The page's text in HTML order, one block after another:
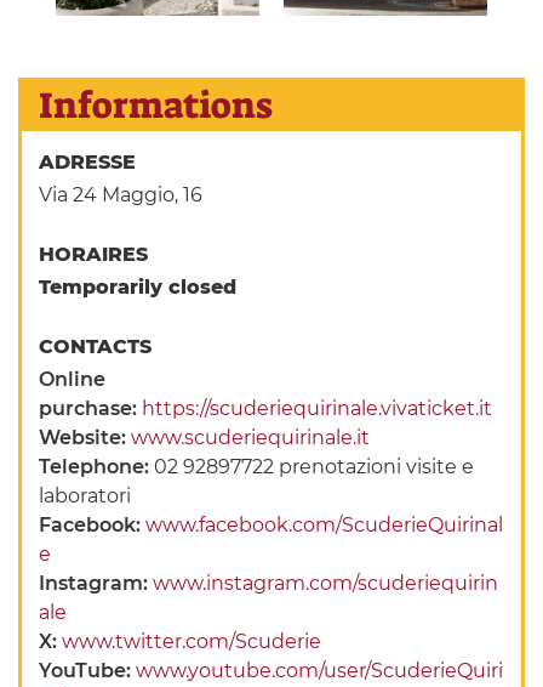
Informations
ADRESSE
Via 24 Maggio, 16
HORAIRES
Temporarily closed
CONTACTS
Online
purchase: https://scuderiequirinale.vivaticket.it
Website:www.scuderiequirinale.it
Telephone:02 92897722 prenotazioni visite e
laboratori
Facebook:www.facebook.com/ScuderieQuirinal
e
Instagram:www.instagram.com/scuderiequirin
ale
X:www.twitter.com/Scuderie
YouTube:www.youtube.com/user/ScuderieQuiri